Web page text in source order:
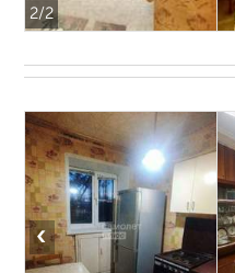
2/2
‹